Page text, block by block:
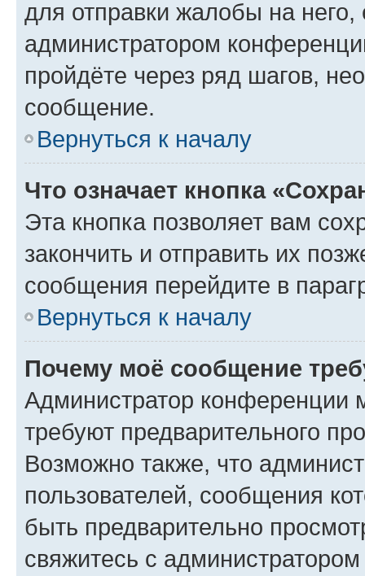
для отправки жалобы на
администратором
пройдёте через ряд шагов,
сообщение.
Вернуться к началу
Что означает кнопка
Эта кнопка позволяет вам
закончить и отправить их
сообщения перейдите в
Вернуться к началу
Почему моё сообщение
Администратор конференции
требуют предварительного
Возможно также, что
пользователей, сообщения
быть предварительно
свяжитесь с